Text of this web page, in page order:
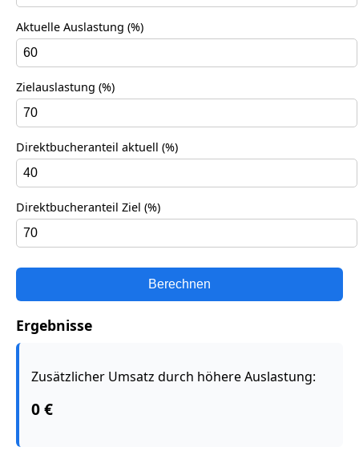
Aktuelle Auslastung (%)
Zielauslastung (%)
Direktbucheranteil aktuell (%)
Direktbucheranteil Ziel (%)
Berechnen
Ergebnisse
Zusätzlicher Umsatz durch höhere Auslastung:
0 €